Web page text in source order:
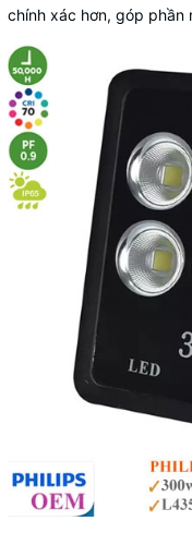
chính xác hơn, góp phần